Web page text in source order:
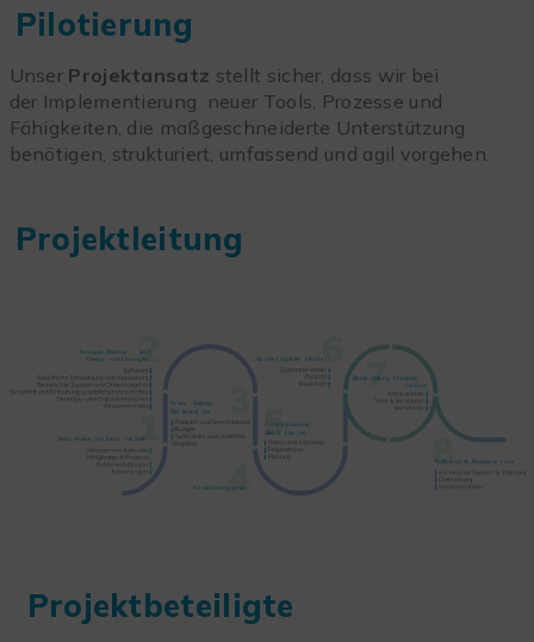
Pilotierung
Unser Projektansatz stellt sicher, dass wir bei
der Implementierung neuer Tools, Prozesse und
Fähigkeiten, die maßgeschneiderte Unterstützung
benötigen, strukturiert, umfassend und agil vorgehen.
Projektleitung
Projektbeteiligte